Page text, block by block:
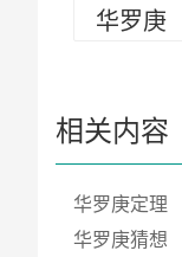
华罗庚
相关内容
华罗庚定理
华罗庚猜想